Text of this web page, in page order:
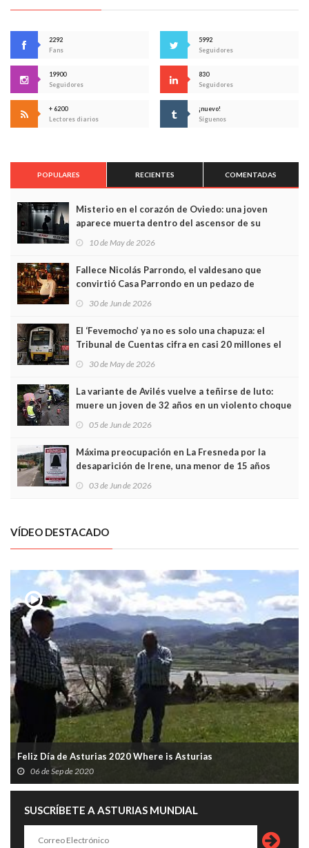
2292
Fans
5992
Seguidores
19900
Seguidores
830
Seguidores
+ 6200
Lectores diarios
¡nuevo!
Síguenos
POPULARES RECIENTES COMENTADAS
Misterio en el corazón de Oviedo: una joven
aparece muerta dentro del ascensor de su
edificio y las cámaras captan sus últimos minutos
10 de May de 2026
Fallece Nicolás Parrondo, el valdesano que
convirtió Casa Parrondo en un pedazo de
Asturias en Madrid
30 de Jun de 2026
El ‘Fevemocho’ ya no es solo una chapuza: el
Tribunal de Cuentas cifra en casi 20 millones el
sobrecoste de los trenes que no cabían por los
30 de May de 2026
La variante de Avilés vuelve a teñirse de luto:
muere un joven de 32 años en un violento choque
frontal
05 de Jun de 2026
Máxima preocupación en La Fresneda por la
desaparición de Irene, una menor de 15 años
03 de Jun de 2026
VÍDEO DESTACADO
Feliz Día de Asturias 2020 Where is Asturias
06 de Sep de 2020
SUSCRÍBETE A ASTURIAS MUNDIAL